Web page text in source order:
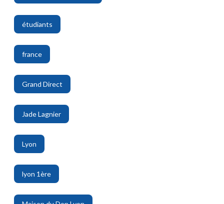
,
étudiants
,
france
,
Grand Direct
,
Jade Lagnier
,
Lyon
,
lyon 1ère
,